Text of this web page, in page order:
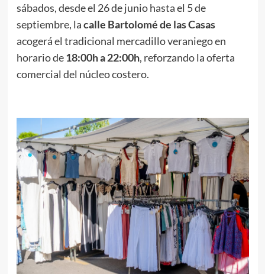
sábados, desde el 26 de junio hasta el 5 de
septiembre, lacalle Bartolomé de las Casas
acogerá el tradicional mercadillo veraniego en
horario de18:00h a 22:00h, reforzando la oferta
comercial del núcleo costero.